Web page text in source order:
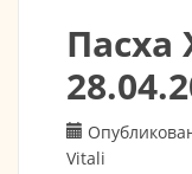
Пасха
Vitali